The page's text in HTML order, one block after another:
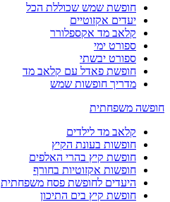
חופשת שמש שכוללת הכל
יעדים אקזוטיים
קלאב מד אקספלורר
ספורט ימי
ספורט יבשתי
חופשת פאדל עם קלאב מד
מדריך חופשות שמש
חופשה משפחתית
קלאב מד לילדים
חופשות בעונת הקיץ
חופשת קיץ בהרי האלפים
חופשות אקזוטיות בחורף
היעדים לחופשת פסח משפחתית
חופשת קיץ בים התיכון